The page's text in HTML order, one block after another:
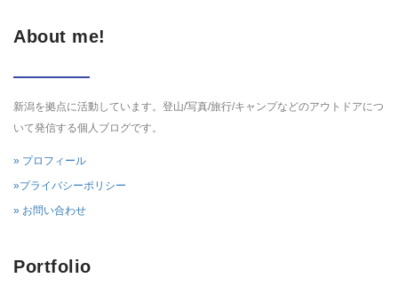
About me!
新潟を拠点に活動しています。登山/写真/旅行/キャンプなどのアウトドアにつ
いて発信する個人ブログです。
» プロフィール
»プライバシーポリシー
» お問い合わせ
Portfolio